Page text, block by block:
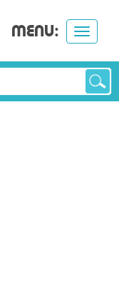
Toggle
MENU: